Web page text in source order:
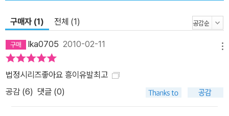
구매자 (1) 전체 (1)
lka0705 2010-02-11
법정시리즈좋아요 흥이유발최고
공감 (6) 댓글 (0)